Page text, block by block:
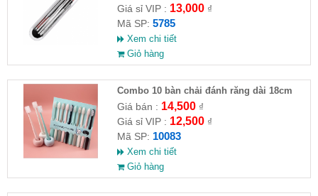
Giá sỉ VIP : 13,000₫
Mã SP: 5785
Xem chi tiết
Giỏ hàng
Combo 10 bàn chải đánh răng dài 18cm
kèm nắp bảo vệ
Giá bán : 14,500₫
Giá sỉ VIP : 12,500₫
Mã SP: 10083
Xem chi tiết
Giỏ hàng